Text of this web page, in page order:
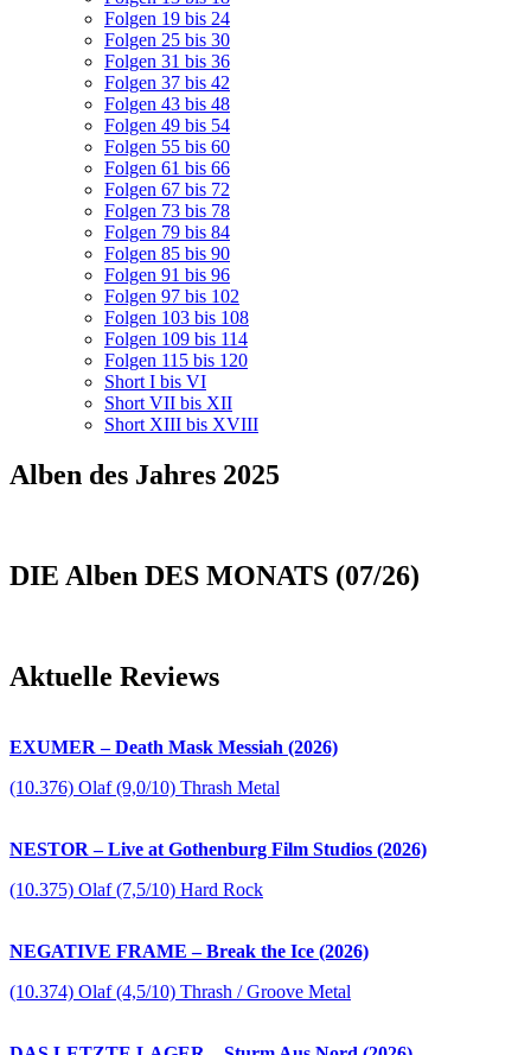
Folgen 19 bis 24
Folgen 25 bis 30
Folgen 31 bis 36
Folgen 37 bis 42
Folgen 43 bis 48
Folgen 49 bis 54
Folgen 55 bis 60
Folgen 61 bis 66
Folgen 67 bis 72
Folgen 73 bis 78
Folgen 79 bis 84
Folgen 85 bis 90
Folgen 91 bis 96
Folgen 97 bis 102
Folgen 103 bis 108
Folgen 109 bis 114
Folgen 115 bis 120
Short I bis VI
Short VII bis XII
Short XIII bis XVIII
Alben des Jahres 2025
DIE Alben DES MONATS (07/26)
Aktuelle Reviews
EXUMER – Death Mask Messiah (2026)
(10.376) Olaf (9,0/10) Thrash Metal
NESTOR – Live at Gothenburg Film Studios (2026)
(10.375) Olaf (7,5/10) Hard Rock
NEGATIVE FRAME – Break the Ice (2026)
(10.374) Olaf (4,5/10) Thrash / Groove Metal